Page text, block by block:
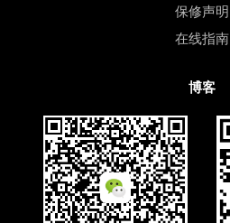
保修声明
在线指南
博客